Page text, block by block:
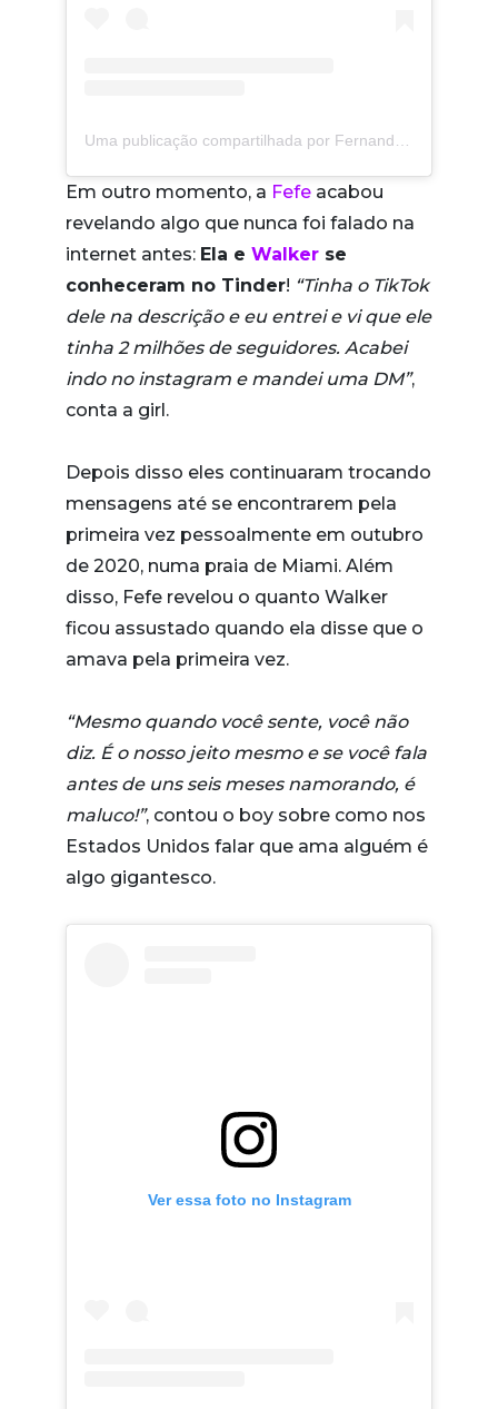
Em outro momento, a Fefe acabou
revelando algo que nunca foi falado na
internet antes: Ela e Walker se
conheceram no Tinder! “Tinha o TikTok
dele na descrição e eu entrei e vi que ele
tinha 2 milhões de seguidores. Acabei
indo no instagram e mandei uma DM”,
conta a girl.
Depois disso eles continuaram trocando
mensagens até se encontrarem pela
primeira vez pessoalmente em outubro
de 2020, numa praia de Miami. Além
disso, Fefe revelou o quanto Walker
ficou assustado quando ela disse que o
amava pela primeira vez.
“Mesmo quando você sente, você não
diz. É o nosso jeito mesmo e se você fala
antes de uns seis meses namorando, é
maluco!”, contou o boy sobre como nos
Estados Unidos falar que ama alguém é
algo gigantesco.
Ver essa foto no Instagram